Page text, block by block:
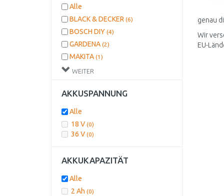
genau
Wir
EU-
WEITER
Alle
BLACK & DECKER (6)
BOSCH DIY (4)
GARDENA (2)
MAKITA (1)
EINHELL
AKKUSPANNUNG
Alle
18 V (0)
36 V (0)
AKKUKAPAZITÄT
Alle
2 Ah (0)